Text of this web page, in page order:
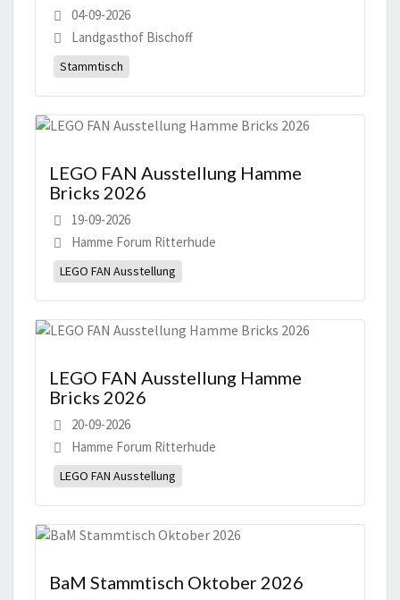
04-09-2026
Landgasthof Bischoff
Stammtisch
LEGO FAN Ausstellung Hamme
Bricks 2026
19-09-2026
Hamme Forum Ritterhude
LEGO FAN Ausstellung
LEGO FAN Ausstellung Hamme
Bricks 2026
20-09-2026
Hamme Forum Ritterhude
LEGO FAN Ausstellung
BaM Stammtisch Oktober 2026